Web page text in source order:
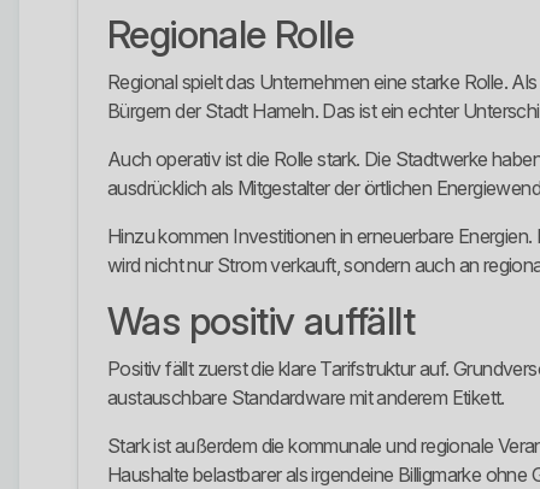
Regionale Rolle
Regional spielt das Unternehmen eine starke Rolle.
Bürgern der Stadt Hameln. Das ist ein echter
Auch operativ ist die Rolle stark. Die Stadtwerke
ausdrücklich als Mitgestalter der örtlichen
Hinzu kommen Investitionen in erneuerbare
wird nicht nur Strom verkauft, sondern auch an
Was positiv auffällt
Positiv fällt zuerst die klare Tarifstruktur auf.
austauschbare Standardware mit anderem Etikett.
Stark ist außerdem die kommunale und regionale
Haushalte belastbarer als irgendeine Billigmarke ohne